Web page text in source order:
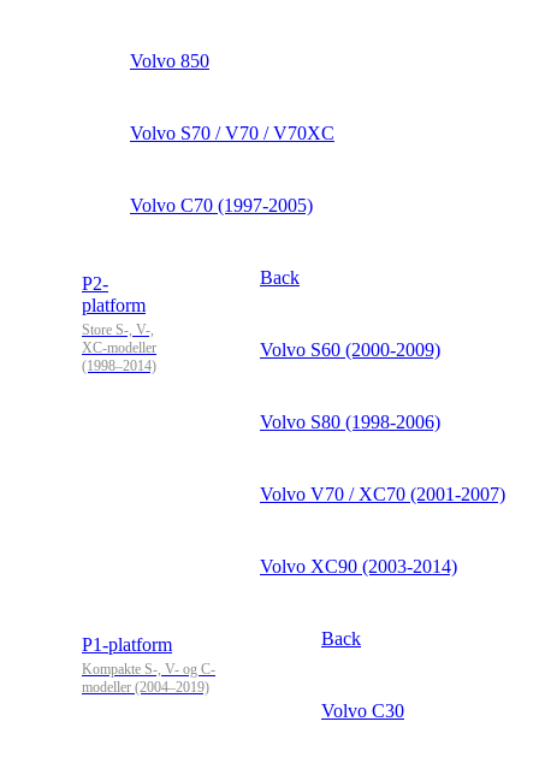
Volvo 850
Volvo S70 / V70 / V70XC
Volvo C70 (1997-2005)
P2-
platform
Store S-, V-,
XC-modeller
(1998–2014)
Back
Volvo S60 (2000-2009)
Volvo S80 (1998-2006)
Volvo V70 / XC70 (2001-2007)
Volvo XC90 (2003-2014)
P1-platform
Kompakte S-, V- og C-
modeller (2004–2019)
Back
Volvo C30